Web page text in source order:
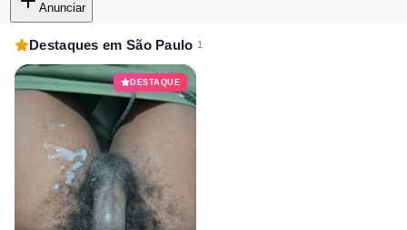
Anunciar
Destaques em São Paulo 1
DESTAQUE